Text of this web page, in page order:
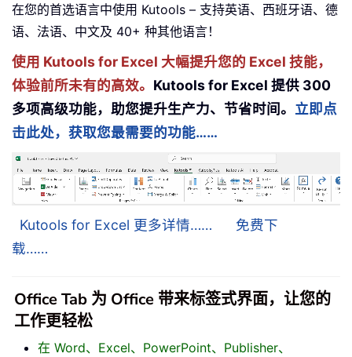
在您的首选语言中使用 Kutools – 支持英语、西班牙语、德
语、法语、中文及 40+ 种其他语言！
使用 Kutools for Excel 大幅提升您的 Excel 技能，
体验前所未有的高效。 Kutools for Excel 提供 300
多项高级功能，助您提升生产力、节省时间。 立即点
击此处，获取您最需要的功能……
Kutools for Excel 更多详情……
免费下
载……
Office Tab 为 Office 带来标签式界面，让您的
工作更轻松
在 Word、Excel、PowerPoint、Publisher、